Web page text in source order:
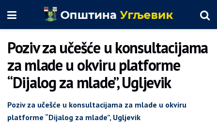
Poziv za učešće u konsultacijama
za mlade u okviru platforme
“Dijalog za mlade”, Ugljevik
Poziv za učešće u konsultacijama za mlade u okviru
platforme “Dijalog za mlade”, Ugljevik